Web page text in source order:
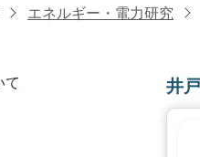
エネルギー・電力研究
て 井